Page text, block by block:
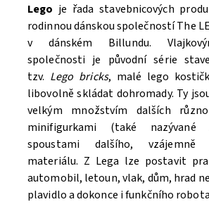
Souhlasím seZpracováním osobních
Lego je řada stavebnicových
rodinnou dánskou společností The
v dánském Billundu.
společnosti je původní série
tzv. Lego bricks, malé lego
libovolně skládat dohromady. Ty
velkým množstvím dalších
minifigurkami (také nazývané
spoustami dalšího, vzájemně
materiálu. Z Lega lze postavit
automobil, letoun, vlak, dům, hrad
plavidlo a dokonce i funkčního